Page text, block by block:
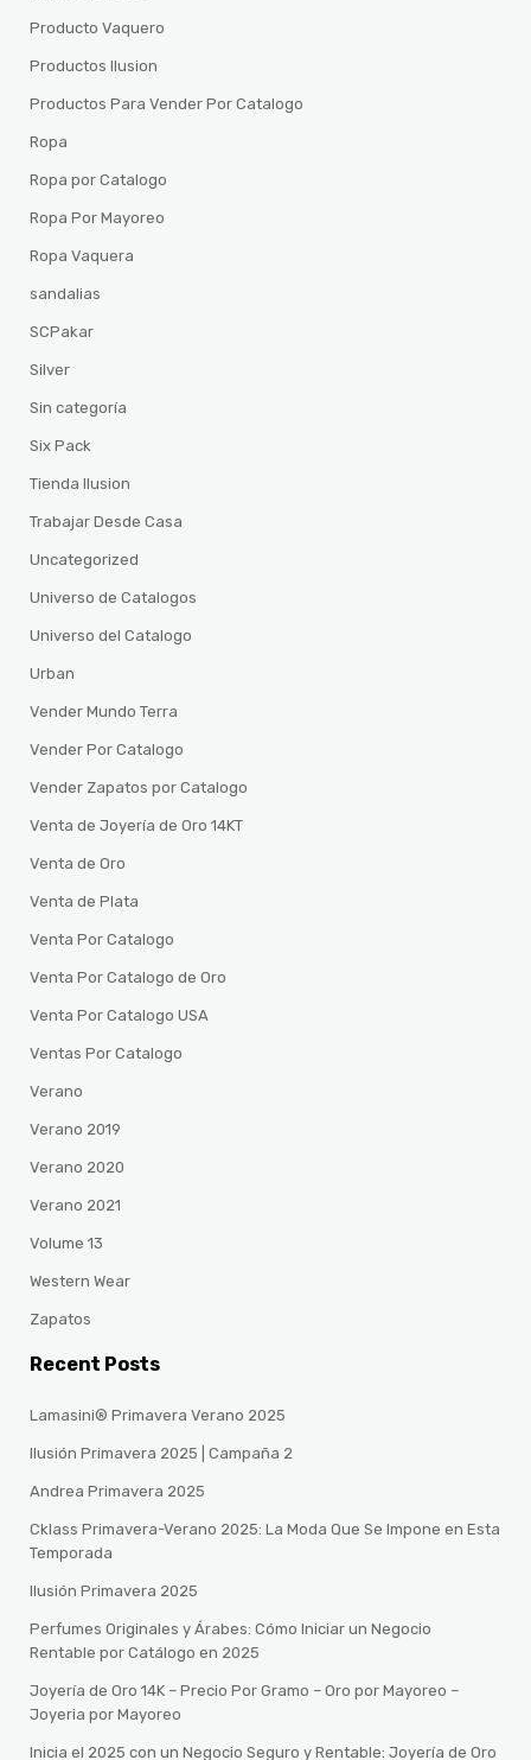
Producto Vaquero
Productos Ilusion
Productos Para Vender Por Catalogo
Ropa
Ropa por Catalogo
Ropa Por Mayoreo
Ropa Vaquera
sandalias
SCPakar
Silver
Sin categoría
Six Pack
Tienda Ilusion
Trabajar Desde Casa
Uncategorized
Universo de Catalogos
Universo del Catalogo
Urban
Vender Mundo Terra
Vender Por Catalogo
Vender Zapatos por Catalogo
Venta de Joyería de Oro 14KT
Venta de Oro
Venta de Plata
Venta Por Catalogo
Venta Por Catalogo de Oro
Venta Por Catalogo USA
Ventas Por Catalogo
Verano
Verano 2019
Verano 2020
Verano 2021
Volume 13
Western Wear
Zapatos
Recent Posts
Lamasini® Primavera Verano 2025
Ilusión Primavera 2025 | Campaña 2
Andrea Primavera 2025
Cklass Primavera-Verano 2025: La Moda Que Se Impone en Esta
Temporada
Ilusión Primavera 2025
Perfumes Originales y Árabes: Cómo Iniciar un Negocio
Rentable por Catálogo en 2025
Joyería de Oro 14K – Precio Por Gramo – Oro por Mayoreo –
Joyeria por Mayoreo
Inicia el 2025 con un Negocio Seguro y Rentable: Joyería de Oro